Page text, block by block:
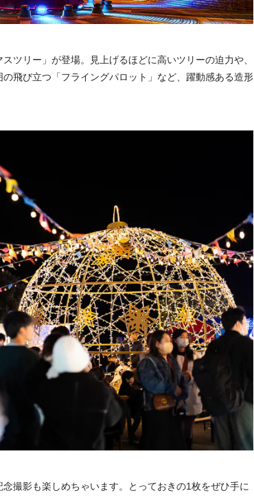
ツリー」が登場。見上げるほどに高いツリーの迫力や、
飛び立つ「フライングパロット」など、躍動感ある造形
撮影も楽しめちゃいます。とっておきの1枚をぜひ手に